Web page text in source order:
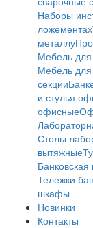
Наборы
ложементах
металлу
Мебель
Мебель
секции
и стулья
офисные
Столы
вытяжные
Тележки
шкафы
Новинки
Контакты